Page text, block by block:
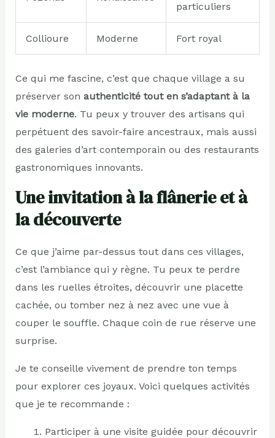
particuliers
Collioure Moderne Fort royal
Ce qui me fascine, c’est que chaque village a su
préserver son authenticité tout en s’adaptant à la
vie moderne. Tu peux y trouver des artisans qui
perpétuent des savoir-faire ancestraux, mais aussi
des galeries d’art contemporain ou des restaurants
gastronomiques innovants.
Une invitation à la flânerie et à
la découverte
Ce que j’aime par-dessus tout dans ces villages,
c’est l’ambiance qui y règne. Tu peux te perdre
dans les ruelles étroites, découvrir une placette
cachée, ou tomber nez à nez avec une vue à
couper le souffle. Chaque coin de rue réserve une
surprise.
Je te conseille vivement de prendre ton temps
pour explorer ces joyaux. Voici quelques activités
que je te recommande :
Participer à une visite guidée pour découvrir